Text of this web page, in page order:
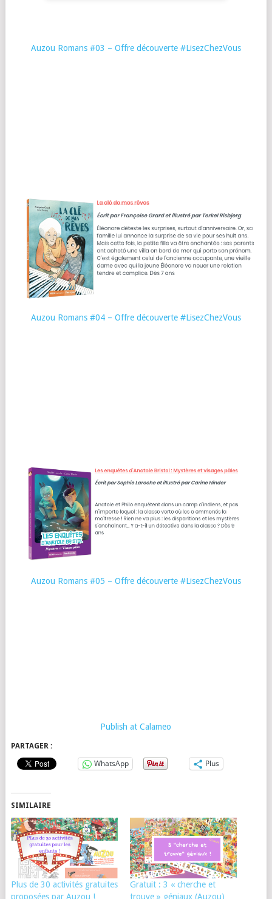
Auzou Romans #03 – Offre découverte #LisezChezVous
Auzou Romans #04 – Offre découverte #LisezChezVous
Auzou Romans #05 – Offre découverte #LisezChezVous
Publish at Calameo
PARTAGER :
WhatsApp Plus
SIMILAIRE
Plus de 30 activités gratuites
proposées par Auzou !
Gratuit : 3 « cherche et
trouve » géniaux (Auzou)